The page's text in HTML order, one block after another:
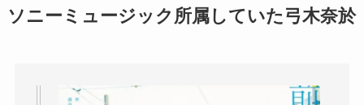
ソニーミュージック所属していた弓木奈於